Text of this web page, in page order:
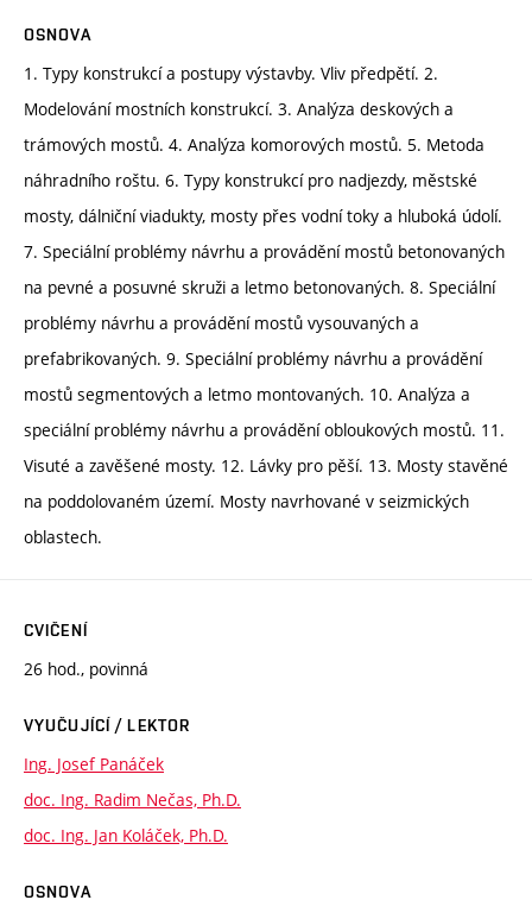
OSNOVA
1. Typy konstrukcí a postupy výstavby. Vliv předpětí. 2.
Modelování mostních konstrukcí. 3. Analýza deskových a
trámových mostů. 4. Analýza komorových mostů. 5. Metoda
náhradního roštu. 6. Typy konstrukcí pro nadjezdy, městské
mosty, dálniční viadukty, mosty přes vodní toky a hluboká údolí.
7. Speciální problémy návrhu a provádění mostů betonovaných
na pevné a posuvné skruži a letmo betonovaných. 8. Speciální
problémy návrhu a provádění mostů vysouvaných a
prefabrikovaných. 9. Speciální problémy návrhu a provádění
mostů segmentových a letmo montovaných. 10. Analýza a
speciální problémy návrhu a provádění obloukových mostů. 11.
Visuté a zavěšené mosty. 12. Lávky pro pěší. 13. Mosty stavěné
na poddolovaném území. Mosty navrhované v seizmických
oblastech.
CVIČENÍ
26 hod., povinná
VYUČUJÍCÍ / LEKTOR
Ing. Josef Panáček
doc. Ing. Radim Nečas, Ph.D.
doc. Ing. Jan Koláček, Ph.D.
OSNOVA